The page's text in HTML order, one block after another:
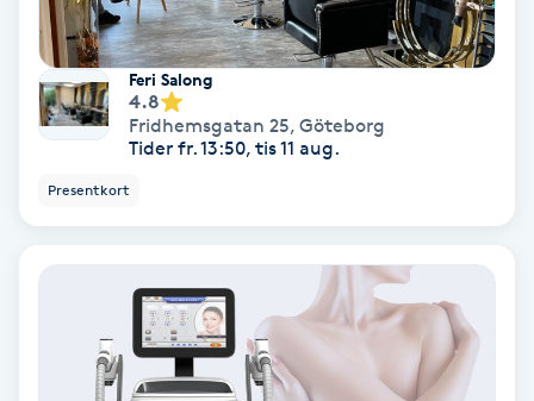
Olaplex
Olaplexbehandling
Ombre brows
Ombre naglar
Feri Salong
4.8
Fridhemsgatan 25, Göteborg
Tider fr. 13:50, tis 11 aug.
Presentkort